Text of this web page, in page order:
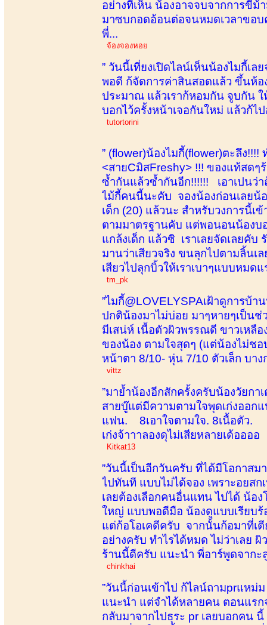
อย่างที่เห็น น้องอาจจบจากการขี่ม้
มาซบกอดอ้อนต่อจนหมดเวลาขอบ
พี่...
จ้องจองหอย
” วันนี้เที่ยงเปิดไลน์เห็นน้องไมกี้เล
พอดี ก้จัดการค่าสินสอดแล้ว ขึ้นห้อ
ประมาณ แล้วเราก้หอมกัน จูบกัน ใ
บอกไว้ครั้งหน้าเจอกันใหม่ แล้วก้
tutortorini
” (flower)น้องไมกี้(flower)ตะลึง
<สายCมิสFreshy> !!! ของแท้สดๆ
ซ้ำกันแล้วซ้ำกันอีก!!!!!! เอาเปนว่
ไม้กี้คนนี้นะคับ จองน้องก่อนเลยน้อ
เด็ก (20) แล้วนะ สำหรับวงการนี้เ
ตามมาตรฐานคับ แต่พอนอนน้องบ
แกล้งเด็ก แล้วซิ เราเลยจัดเลยคั
มานว่าเสียวจริง ขนลุกไปตามลิ้นเ
เสียวไปลุกบิ้วให้เราเบาๆแบบหมด
tm_pk
”ไมกี้@LOVELYSPAเฝ้าดูการบ้
ปกติน้องมาไม่บ่อย มาๆหายๆเป็นช่
มีเสน่ห์ เนื้อตัวผิวพรรณดี ขาวเหลื
ของน้อง ตามใจสุดๆ (แต่น้องไม่ช
หน้าตา 8/10- หุ่น 7/10 ตัวเล็ก บา
vittz
”มาย้ำน้องอีกสักครั้งครับน้องวัยกา
สายบู๊แต่มีความตามใจพุดเก่งออก
แฟน. 8เอาใจตามใจ. 8เนื้อตัว.
เก่งจ้าาาลองดุไม่เสียหลายเด้ออออ
Kitkat13
”วันนี้เป็นอีกวันครับ ที่ได้มีโอกาสม
ไปทันที แบบไม่ได้จอง เพราะอยส
เลยต้องเลือกคนอื่นแทน ไปได้ น้อ
ใหญ่ แบบพอดีมือ น้องดูแบบเรียบร้
แต่ก้อโอเคดีครับ จากนั้นก้อมาที่เ
อย่างครับ ทำไรได้หมด ไม่ว่าเลย
ร้านนี้ดีครับ แนะนำ พี่อาร์พูดจาก
chinkhai
”วันนี้ก่อนเข้าไป ก้ไลน์ถามprแหม่
แนะนำ แต่จำได้หลายคน ตอนแรก
กลับมาจากไปธุระ pr เลยบอกคน